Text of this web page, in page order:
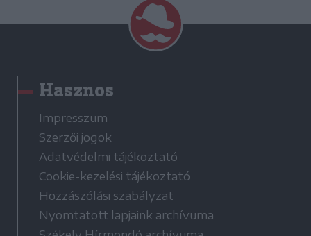
Hasznos
Impresszum
Szerzői jogok
Adatvédelmi tájékoztató
Cookie-kezelési tájékoztató
Hozzászólási szabályzat
Nyomtatott lapjaink archívuma